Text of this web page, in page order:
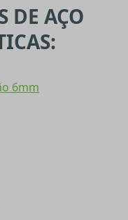
DE AÇO
6mm